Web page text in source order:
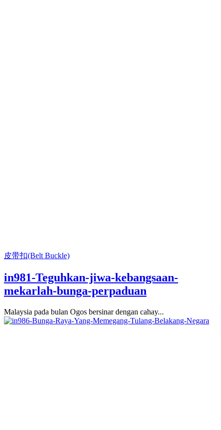
皮带扣(Belt Buckle)
in981-Teguhkan-jiwa-kebangsaan-
mekarlah-bunga-perpaduan
Malaysia pada bulan Ogos bersinar dengan cahay...